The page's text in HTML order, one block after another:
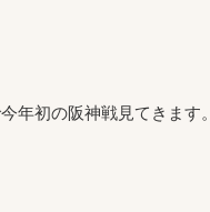
年初の阪神戦見てきます。